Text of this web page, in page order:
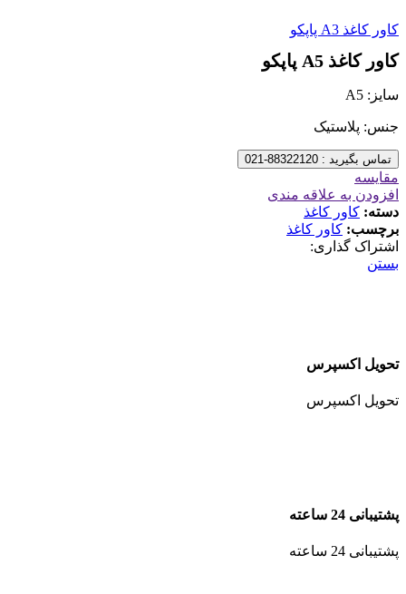
کاور کاغذ A3 پاپکو
کاور کاغذ A5 پاپکو
سایز: A5
جنس: پلاستیک
تماس بگیرید : 88322120-021
مقایسه
افزودن به علاقه مندی
دسته: کاور کاغذ
برچسب: کاور کاغذ
اشتراک گذاری:
بستن
تحویل اکسپرس
تحویل اکسپرس
پشتیبانی 24 ساعته
پشتیبانی 24 ساعته